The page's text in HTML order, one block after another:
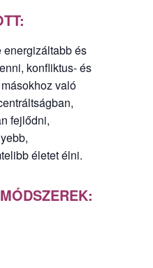
energizáltabb és
konfliktus- és
való
fejlődni,
életet élni.